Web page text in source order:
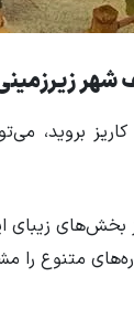
زیرزمینی
کاریز